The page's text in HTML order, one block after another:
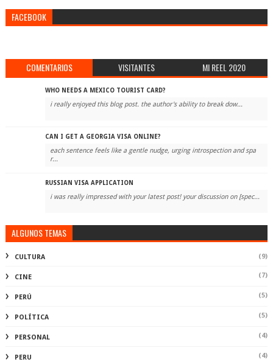
FACEBOOK
COMENTARIOS VISITANTES MI REEL 2020
WHO NEEDS A MEXICO TOURIST CARD?
i really enjoyed this blog post. the author's ability to break dow...
CAN I GET A GEORGIA VISA ONLINE?
each sentence feels like a gentle nudge, urging introspection and spa
r...
RUSSIAN VISA APPLICATION
i was really impressed with your latest post! your discussion on [spec...
ALGUNOS TEMAS
CULTURA (9)
CINE (7)
PERÚ (5)
POLÍTICA (5)
PERSONAL (4)
PERU (4)